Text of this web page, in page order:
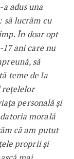
adus una
să lucrăm cu
În doar opt
ani care nu
să
teme de la
rețelelor
personală și
morală
că am putut
proprii și